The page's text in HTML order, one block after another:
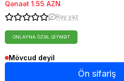
Qənaət 1.55 AZN
Rəy yaz
ONLAYNA ÖZƏL QIYMƏT
Mövcud deyil
Ön sifariş